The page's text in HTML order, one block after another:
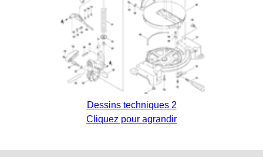
Dessins techniques 2
Cliquez pour agrandir